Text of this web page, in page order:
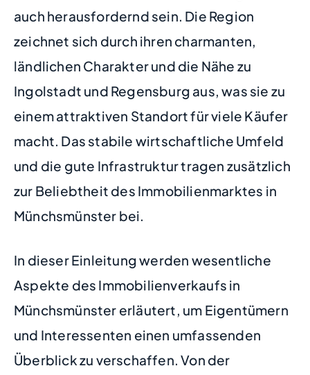
auch herausfordernd sein. Die Region
zeichnet sich durch ihren charmanten,
ländlichen Charakter und die Nähe zu
Ingolstadt und Regensburg aus, was sie zu
einem attraktiven Standort für viele Käufer
macht. Das stabile wirtschaftliche Umfeld
und die gute Infrastruktur tragen zusätzlich
zur Beliebtheit des Immobilienmarktes in
Münchsmünster bei.
In dieser Einleitung werden wesentliche
Aspekte des Immobilienverkaufs in
Münchsmünster erläutert, um Eigentümern
und Interessenten einen umfassenden
Überblick zu verschaffen. Von der